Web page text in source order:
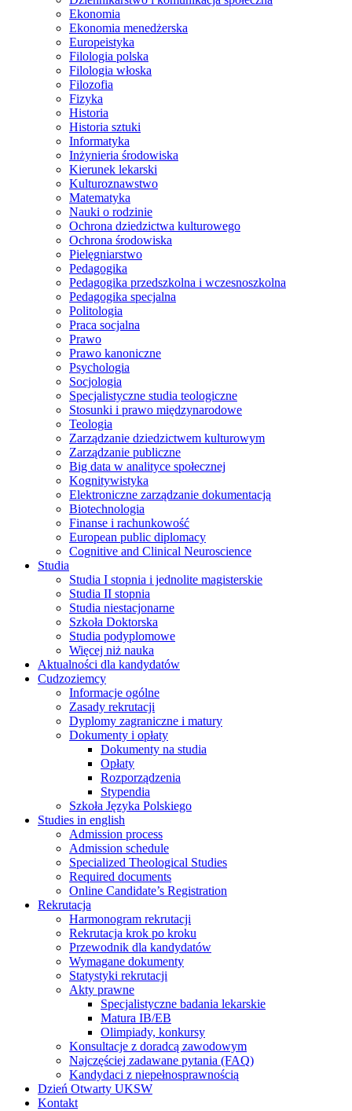
Ekonomia
Ekonomia menedżerska
Europeistyka
Filologia polska
Filologia włoska
Filozofia
Fizyka
Historia
Historia sztuki
Informatyka
Inżynieria środowiska
Kierunek lekarski
Kulturoznawstwo
Matematyka
Nauki o rodzinie
Ochrona dziedzictwa kulturowego
Ochrona środowiska
Pielęgniarstwo
Pedagogika
Pedagogika przedszkolna i wczesnoszkolna
Pedagogika specjalna
Politologia
Praca socjalna
Prawo
Prawo kanoniczne
Psychologia
Socjologia
Specjalistyczne studia teologiczne
Stosunki i prawo międzynarodowe
Teologia
Zarządzanie dziedzictwem kulturowym
Zarządzanie publiczne
Big data w analityce społecznej
Kognitywistyka
Elektroniczne zarządzanie dokumentacją
Biotechnologia
Finanse i rachunkowość
European public diplomacy
Cognitive and Clinical Neuroscience
Studia
Studia I stopnia i jednolite magisterskie
Studia II stopnia
Studia niestacjonarne
Szkoła Doktorska
Studia podyplomowe
Więcej niż nauka
Aktualności dla kandydatów
Cudzoziemcy
Informacje ogólne
Zasady rekrutacji
Dyplomy zagraniczne i matury
Dokumenty i opłaty
Dokumenty na studia
Opłaty
Rozporządzenia
Stypendia
Szkoła Języka Polskiego
Studies in english
Admission process
Admission schedule
Specialized Theological Studies
Required documents
Online Candidate’s Registration
Rekrutacja
Harmonogram rekrutacji
Rekrutacja krok po kroku
Przewodnik dla kandydatów
Wymagane dokumenty
Statystyki rekrutacji
Akty prawne
Specjalistyczne badania lekarskie
Matura IB/EB
Olimpiady, konkursy
Konsultacje z doradcą zawodowym
Najczęściej zadawane pytania (FAQ)
Kandydaci z niepełnosprawnością
Dzień Otwarty UKSW
Kontakt